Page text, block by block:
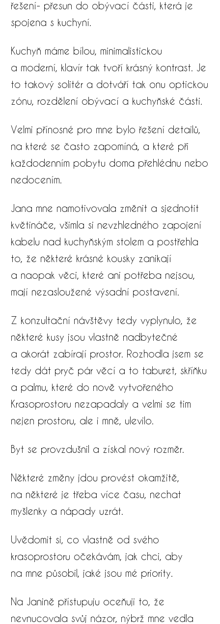
řešení- přesun do obývací části, která je
spojena s kuchyní.
Kuchyň máme bílou, minimalistickou
a moderní, klavír tak tvoří krásný kontrast. Je
to takový solitér a dotváří tak onu optickou
zónu, rozdělení obývací a kuchyňské části.
Velmi přínosné pro mne bylo řešení detailů,
na které se často zapomíná, a které při
každodenním pobytu doma přehlédnu nebo
nedocením.
Jana mne namotivovala změnit a sjednotit
květináče, všimla si nevzhledného zapojení
kabelu nad kuchyňským stolem a postřehla
to, že některé krásné kousky zanikají
a naopak věci, které ani potřeba nejsou,
mají nezasloužené výsadní postavení.
​Z konzultační návštěvy tedy vyplynulo, že
některé kusy jsou vlastně nadbytečné
a akorát zabírají prostor. Rozhodla jsem se
tedy dát pryč pár věcí a to taburet, skříňku
a palmu, které do nově vytvořeného
Krasoprostoru nezapadaly a velmi se tim
nejen prostoru, ale i mně, ulevilo.
Byt se provzdušnil a získal nový rozměr.
Některé změny jdou provést okamžitě,
na některé je třeba více času, nechat
myšlenky a nápady uzrát.
Uvědomit si, co vlastně od svého
krasoprostoru očekávám, jak chci, aby
na mne působil, jaké jsou mé priority.
Na Janině přístupuju oceňuji to, že
nevnucovala svůj názor, nýbrž mne vedla